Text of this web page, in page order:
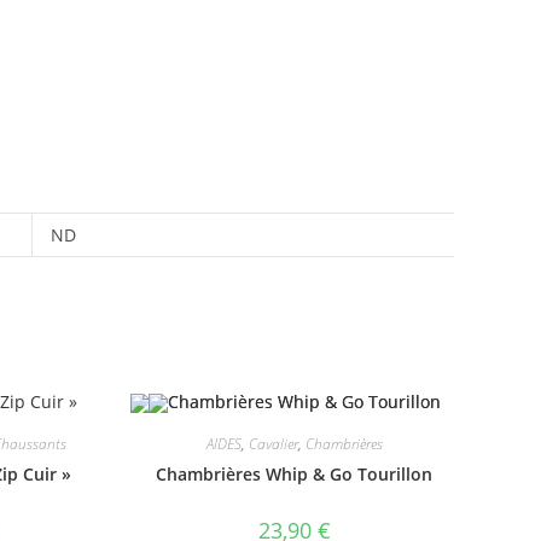
ND
Cuir »
AIDES, Cavalier, Chambrières
Chambrières Whip & Go Tourillon
23,90 €